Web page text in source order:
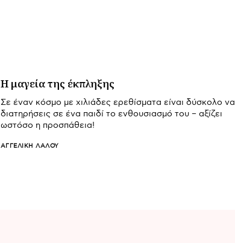
Η μαγεία της έκπληξης
Σε έναν κόσμο με χιλιάδες ερεθίσματα είναι δύσκολο να
διατηρήσεις σε ένα παιδί το ενθουσιασμό του – αξίζει
ωστόσο η προσπάθεια!
ΑΓΓΕΛΙΚΉ ΛΆΛΟΥ